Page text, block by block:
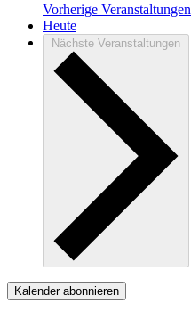
Vorherige Veranstaltungen
Heute
Nächste Veranstaltungen
Kalender abonnieren